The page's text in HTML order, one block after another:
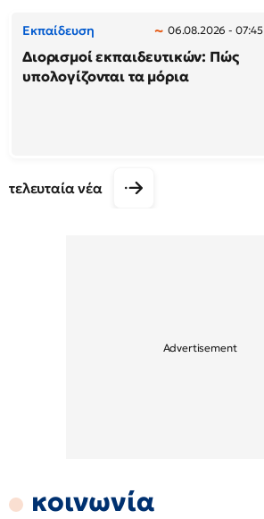
Εκπαίδευση 06.08.2026 - 07:45
Διορισμοί εκπαιδευτικών: Πώς
υπολογίζονται τα μόρια
τελευταία νέα
κοινωνία